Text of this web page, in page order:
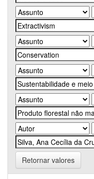
Retornar valores